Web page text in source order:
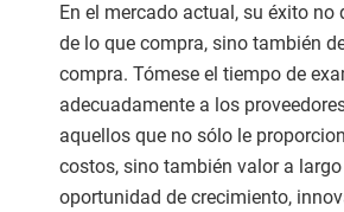
En el mercado actual, su éxito no
de lo que compra, sino también
compra. Tómese el tiempo de
adecuadamente a los
aquellos que no sólo le
costos, sino también valor a
oportunidad de crecimiento,